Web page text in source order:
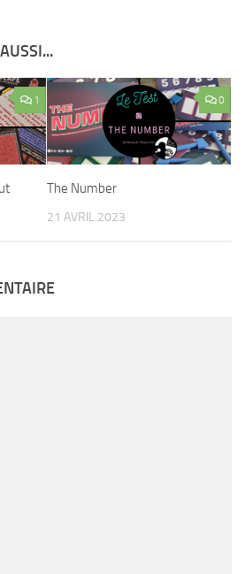
1 0
The Number
21 AVRIL 2023